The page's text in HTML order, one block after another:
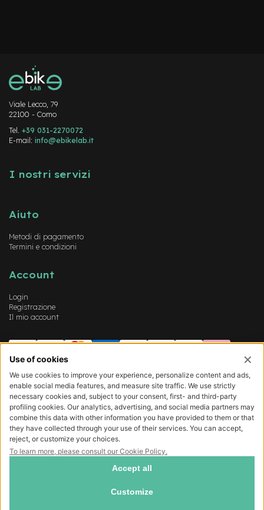
Viale Lecco, 79
22100 - Como
Tel. +39 031-2270072
E-mail: info@ebikelab.it
I nostri servizi
Aiuto
Metodi di pagamento
Termini e condizioni
Account
Login
Registrazione
Il mio account
COMO EXPERT SRL - Sede legale viale Lecco 77, Como (22100) - Cap. Soc.